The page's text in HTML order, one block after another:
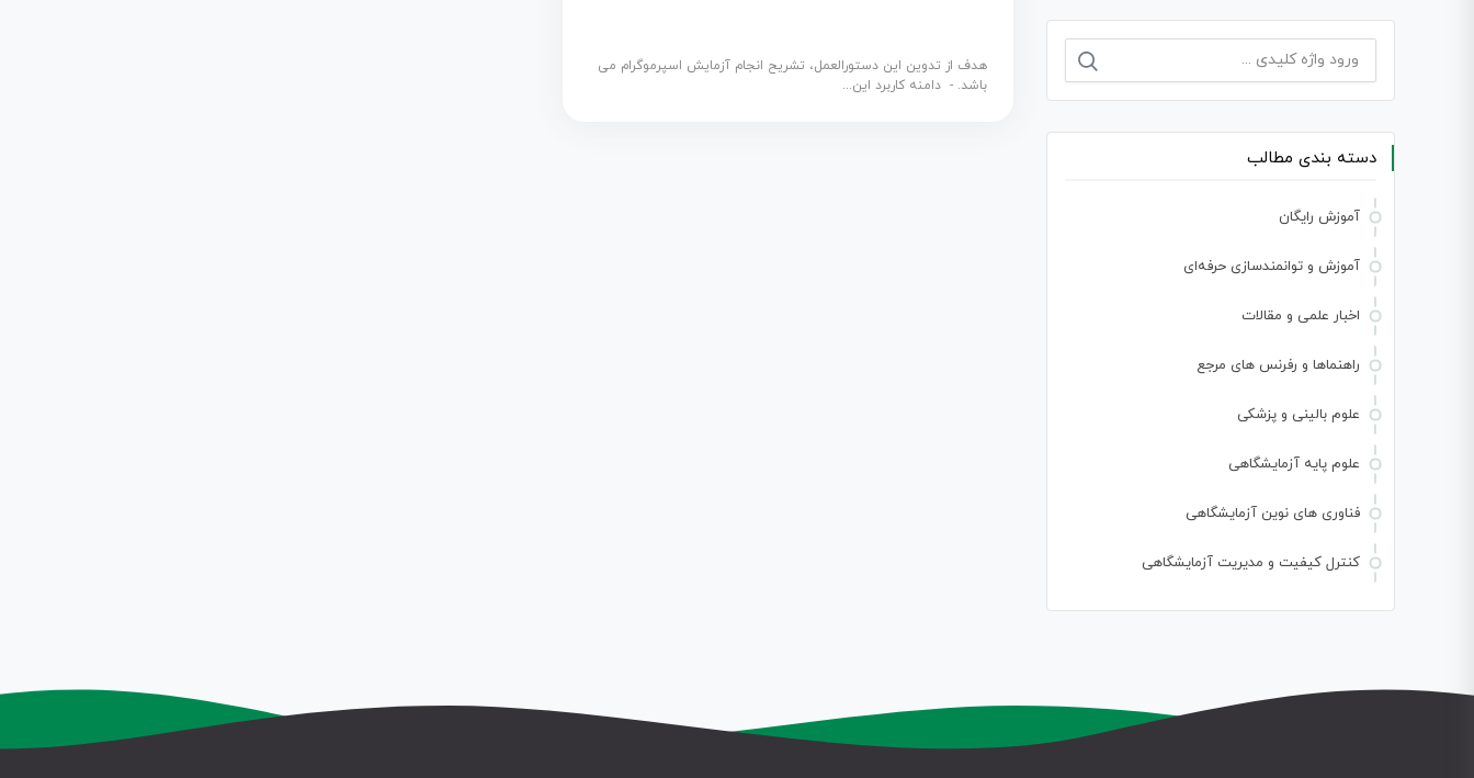
هدف از تدوين اين دستورالعمل، تشريح انجام آزمایش اسپرموگرام می
باشد. - دامنه کاربرد اين...
جستجو
برای:
دسته بندی مطالب
آموزش رایگان
آموزش و توانمندسازی حرفه‌ای
اخبار علمی و مقالات
راهنماها و رفرنس های مرجع
علوم بالینی و پزشکی
علوم پایه آزمایشگاهی
فناوری های نوین آزمایشگاهی
کنترل کیفیت و مدیریت آزمایشگاهی